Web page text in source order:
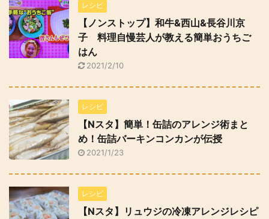
レシピ
【ノンストップ】和牛&西山&長谷川京
子 料理自慢芸人が教える簡単おうちご
はん
2021/2/10
レシピ
【Nスタ】簡単！缶詰のアレンジ術まと
め！缶詰バーキンコンカンが伝授
2021/1/23
レシピ
【Nスタ】リュウジの冷凍アレンジレシピ